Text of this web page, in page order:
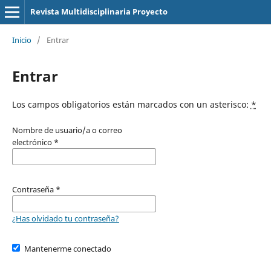
Revista Multidisciplinaria Proyecto
Inicio / Entrar
Entrar
Los campos obligatorios están marcados con un asterisco: *
Nombre de usuario/a o correo
electrónico *
Contraseña *
¿Has olvidado tu contraseña?
Mantenerme conectado